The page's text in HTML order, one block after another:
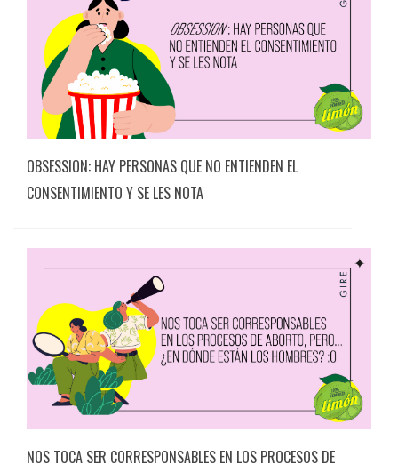
OBSESSION: HAY PERSONAS QUE NO ENTIENDEN EL
CONSENTIMIENTO Y SE LES NOTA
NOS TOCA SER CORRESPONSABLES EN LOS PROCESOS DE